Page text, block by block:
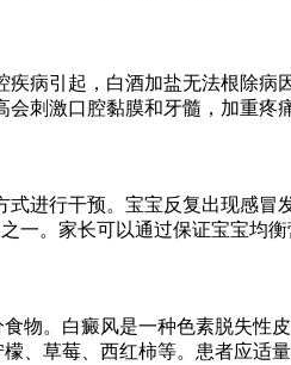
病引起，白酒加盐无法根除
刺激口腔黏膜和牙髓，加重
进行干预。宝宝反复出现感
。家长可以通过保证宝宝均
物。白癜风是一种色素脱失性
、草莓、西红柿等。患者应适